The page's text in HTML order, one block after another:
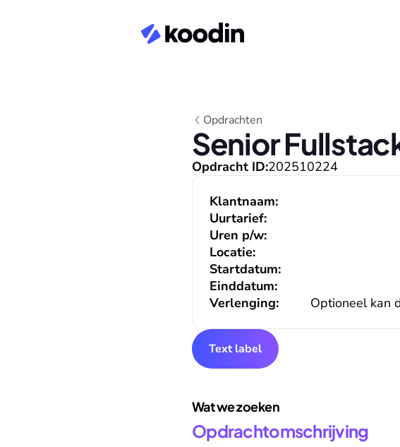
Opdrachten
Senior
Opdracht ID:202510224
Startdatum:
Einddatum:
Verlenging:
Optioneel kan
Klantnaam:
Uurtarief:
Uren p/w:
Locatie:
Text label
Wat we zoeken
Opdrachtomschrijving